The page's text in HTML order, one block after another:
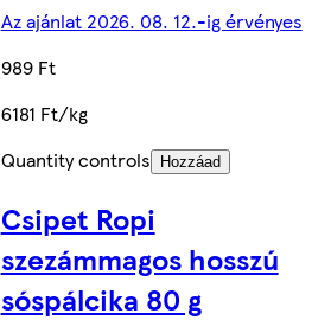
Az ajánlat 2026. 08. 12.-ig érvényes
989 Ft
6181 Ft/kg
Quantity controls
Hozzáad
Csipet Ropi
szezámmagos hosszú
sóspálcika 80 g